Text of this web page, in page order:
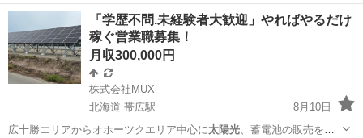
しております！大手…
千葉 茂原市 新茂原駅 その他
「学歴不問.未経験者大歓迎」やればやるだけ
稼ぐ営業職募集！
月収300,000円
株式会社MUX
北海道 帯広駅
8月10日
広十勝エリアからオホーツクエリア中心に 太陽光、蓄電池の販売をし